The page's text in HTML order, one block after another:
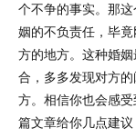
个不争的事实。那
姻的不负责任，毕
方的地方。这种婚
合，多多发现对方
方。相信你也会感
篇文章给你几点建议